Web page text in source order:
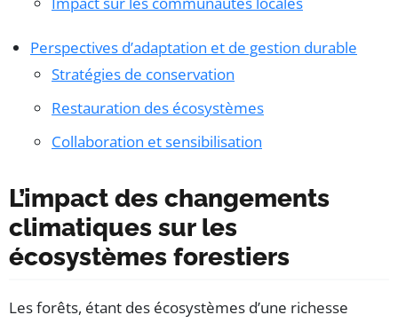
Perspectives d’adaptation et de gestion durable
Stratégies de conservation
Restauration des écosystèmes
Collaboration et sensibilisation
L’impact des changements
climatiques sur les
écosystèmes forestiers
Les forêts, étant des écosystèmes d’une richesse